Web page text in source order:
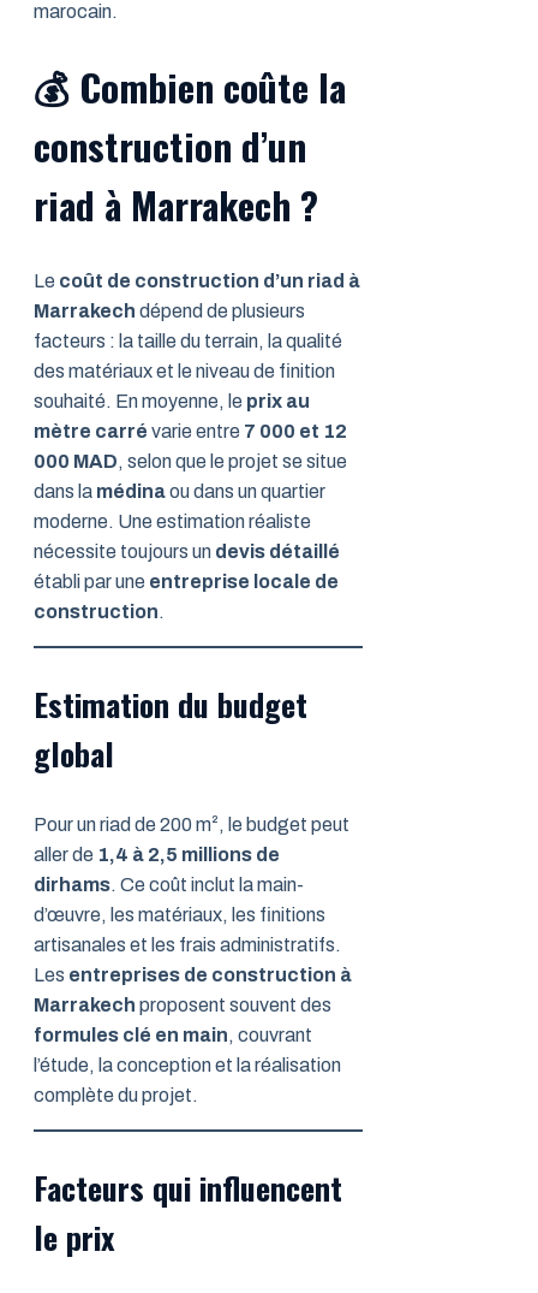
marocain.
💰 Combien coûte la
construction d’un
riad à Marrakech ?
Le coût de construction d’un riad à
Marrakech dépend de plusieurs
facteurs : la taille du terrain, la qualité
des matériaux et le niveau de finition
souhaité. En moyenne, le prix au
mètre carré varie entre 7 000 et 12
000 MAD, selon que le projet se situe
dans la médinaou dans un quartier
moderne. Une estimation réaliste
nécessite toujours un devis détaillé
établi par une entreprise locale de
construction.
Estimation du budget
global
Pour un riad de 200 m², le budget peut
aller de 1,4 à 2,5 millions de
dirhams. Ce coût inclut la main-
d’œuvre, les matériaux, les finitions
artisanales et les frais administratifs.
Les entreprises de construction à
Marrakech proposent souvent des
formules clé en main, couvrant
l’étude, la conception et la réalisation
complète du projet.
Facteurs qui influencent
le prix